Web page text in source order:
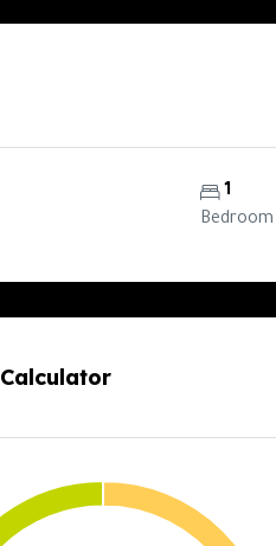
1
Bedroom